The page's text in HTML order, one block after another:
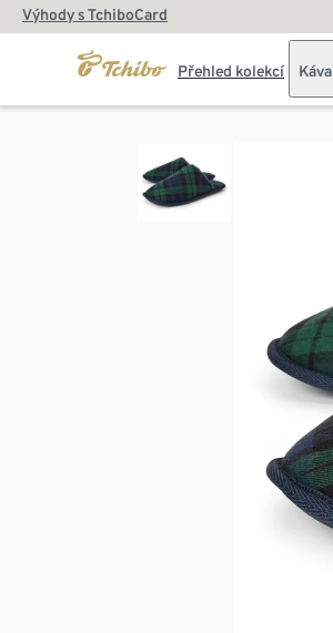
Výhody s TchiboCard
Přehled kolekcí Káva